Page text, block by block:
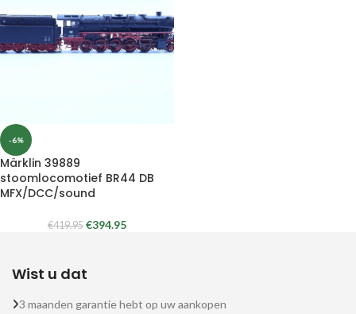
-6%
Märklin 39889
stoomlocomotief BR44 DB
MFX/DCC/sound
€419.95 €394.95
Wist u dat
3 maanden garantie hebt op uw aankopen